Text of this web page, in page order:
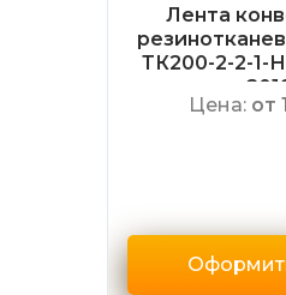
Лента
ТК200-2-2-1-
Цена: от